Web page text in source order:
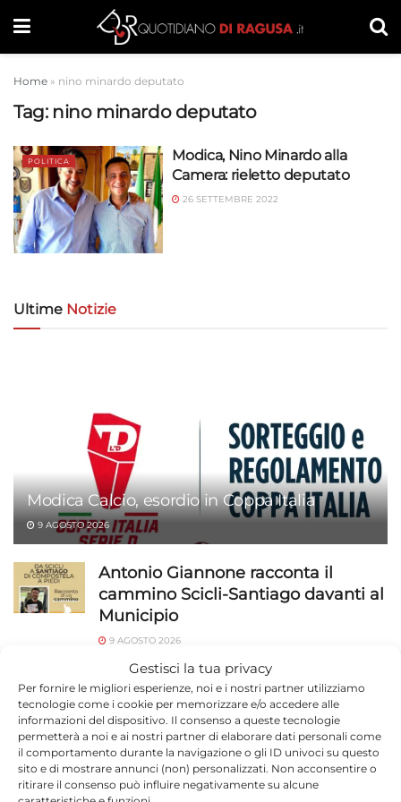
Gestisci la tua privacy
Per fornire le migliori esperienze, noi e i nostri partner utilizziamo
tecnologie come i cookie per memorizzare e/o accedere alle
informazioni del dispositivo. Il consenso a queste tecnologie
permetterà a noi e ai nostri partner di elaborare dati personali come
il comportamento durante la navigazione o gli ID univoci su questo
sito e di mostrare annunci (non) personalizzati. Non acconsentire o
ritirare il consenso può influire negativamente su alcune
Home » nino minardo deputato
Tag: nino minardo deputato
POLITICA
Modica, Nino Minardo alla
Camera: rieletto deputato
26 SETTEMBRE 2022
Ultime Notizie
Modica Calcio, esordio in Coppa Italia
9 AGOSTO 2026
Antonio Giannone racconta il
cammino Scicli-Santiago davanti al
Municipio
9 AGOSTO 2026
Modica, 56 anni dopo il diploma: la
Quinta C torna insieme
9 AGOSTO 2026
Ragusa, un anno di stop e poi il via:
Home Care Premium dal 1° ottobre